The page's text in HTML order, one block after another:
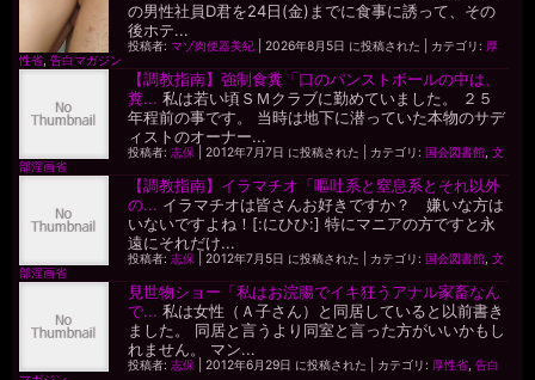
の男性社員D君を24日(金)までに食事に誘って、その
後ホテ...
投稿者:マゾ肉便器美紀 |2026年8月5日 に投稿された カテゴリ: 厚
性省,告白マガジン
【調教指南】強制食糞「口のパンストボールの中は、
糞... 私は若い頃ＳＭクラブに勤めていました。 ２５
年程前の事です。 当時は地下に潜っていた本物のサデ
ィストのオーナー...
投稿者:志保 |2012年7月7日 に投稿された カテゴリ:国会図書館,文
部淫画省
【調教指南】イラマチオ「嘔吐系と窒息系とそれ以外
の... イラマチオは皆さんお好きですか？ 嫌いな方は
いないですよね！[:にひひ:] 特にマニアの方ですと永
遠にそれだけ...
投稿者:志保 |2012年7月5日 に投稿された カテゴリ:国会図書館,文
部淫画省
見世物ショー「私はお浣腸でイキ狂うアナル家畜なん
で... 私は女性（Ａ子さん）と同居していると以前書き
ました。 同居と言うより同室と言った方がいいかもし
れません。 マン...
投稿者:志保 |2012年6月29日 に投稿された カテゴリ: 厚性省,告白